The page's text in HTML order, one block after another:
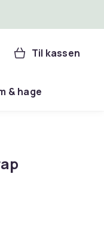
Til kassen
& hage